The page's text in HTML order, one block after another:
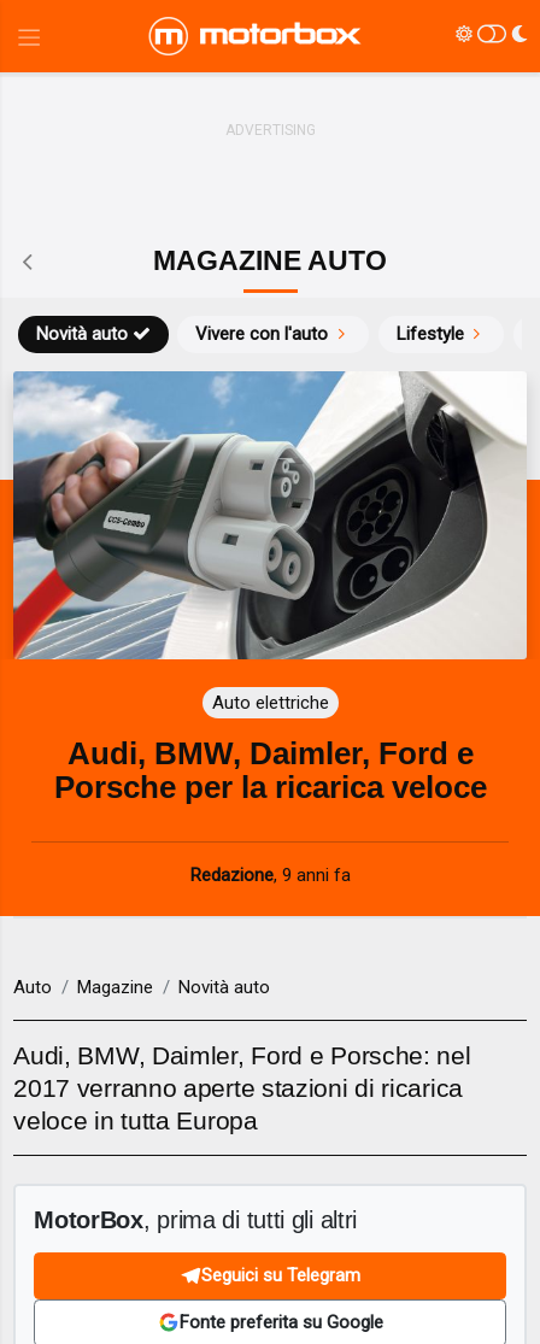
MAGAZINE AUTO
Novità auto Vivere con l'auto Lifestyle
Auto elettriche
Audi, BMW, Daimler, Ford e
Porsche per la ricarica veloce
Redazione, 9 anni fa
Auto Magazine Novità auto
Audi, BMW, Daimler, Ford e Porsche: nel
2017 verranno aperte stazioni di ricarica
veloce in tutta Europa
MotorBox, prima di tutti gli altri
Seguici su Telegram
Fonte preferita su Google